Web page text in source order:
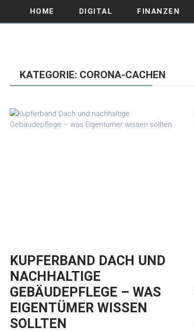
HOME DIGITAL FINANZEN
KATEGORIE: CORONA-CACHEN
KUPFERBAND DACH UND
NACHHALTIGE
GEBÄUDEPFLEGE – WAS
EIGENTÜMER WISSEN
SOLLTEN